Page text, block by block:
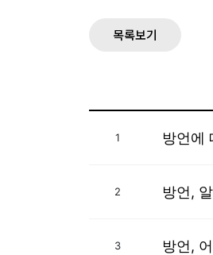
목록보기
1 방언에
2 방언,
3 방언,